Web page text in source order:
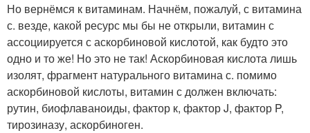
Но вернёмся к витаминам. Начнём, пожалуй, с витамина
с. везде, какой ресурс мы бы не открыли, витамин с
ассоциируется с аскорбиновой кислотой, как будто это
одно и то же! Но это не так! Аскорбиновая кислота лишь
изолят, фрагмент натурального витамина с. помимо
аскорбиновой кислоты, витамин с должен включать:
рутин, биофлаваноиды, фактор к, фактор J, фактор P,
тирозиназу, аскорбиноген.